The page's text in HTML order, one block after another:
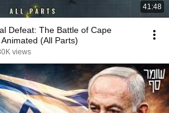
41:48
Defeat: The Battle of Cape
(All Parts)
views